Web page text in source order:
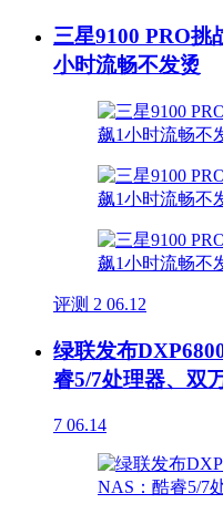
三星9100 PRO挑
小时流畅不发烫
评测 2 06.12
绿联发布
睿5/7处理器、双
7 06.14